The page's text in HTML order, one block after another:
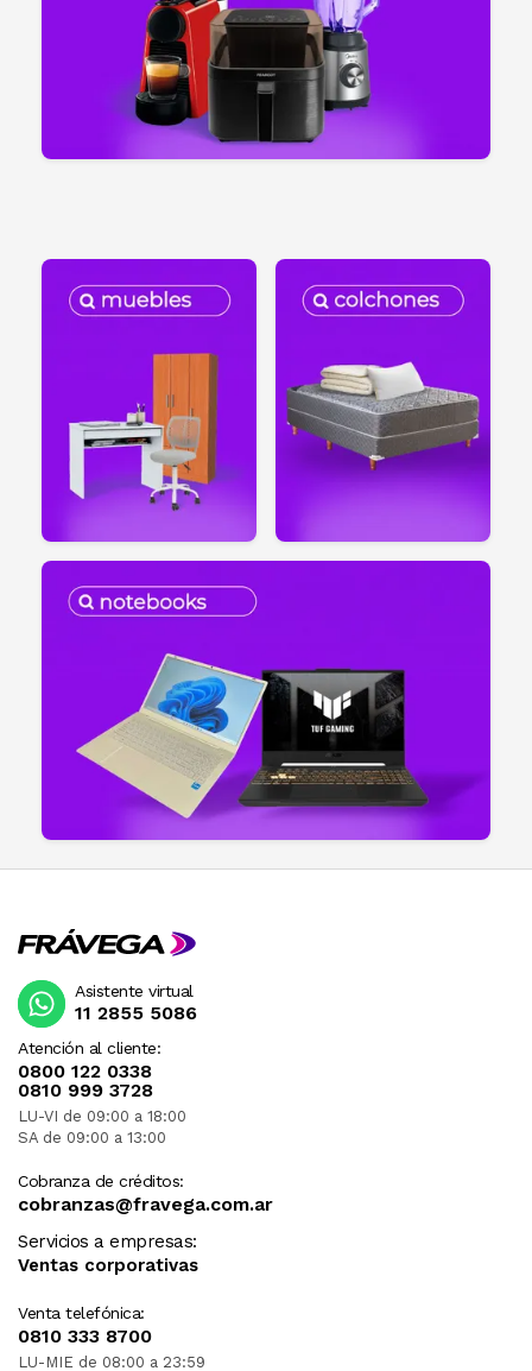
Atención al cliente:
0800 122 0338
0810 999 3728
LU-VI de 09:00 a 18:00
SA de 09:00 a 13:00
Cobranza de créditos:
cobranzas@fravega.com.ar
Servicios a empresas:
Ventas corporativas
Venta telefónica:
0810 333 8700
LU-MIE de 08:00 a 23:59
Asistente virtual
11 2855 5086